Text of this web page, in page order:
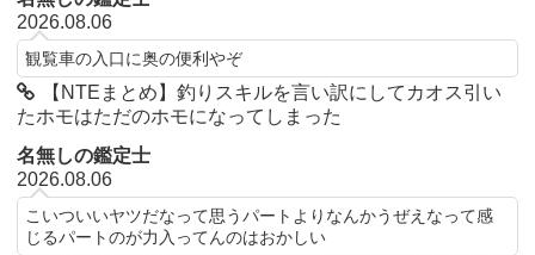
2026.08.06
観覧車の入口に奥の便利やぞ
【NTEまとめ】釣りスキルを言い訳にしてカオス引い
たホモはただのホモになってしまった
名無しの鑑定士
2026.08.06
こいついいヤツだなって思うパートよりなんかうぜえなって感
じるパートのが力入ってんのはおかしい